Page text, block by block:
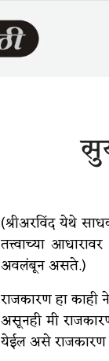
(श्रीअरविंद येथे
तत्त्वाच्या
अवलंबून असते.)
राजकारण हा
असूनही मी
येईल असे